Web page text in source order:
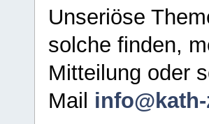
Unseriöse
solche finden,
Mitteilung oder
Mail